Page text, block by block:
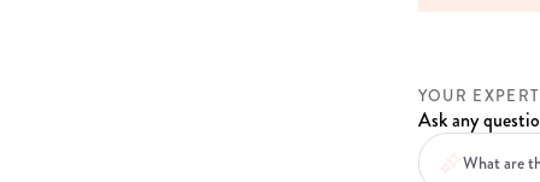
YOUR EXPERT
Ask any
What are